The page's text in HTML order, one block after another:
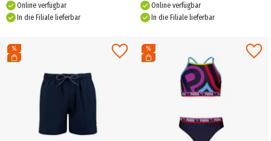
Online verfügbar
In die Filiale lieferbar
Online verfügbar
In die Filiale lieferbar